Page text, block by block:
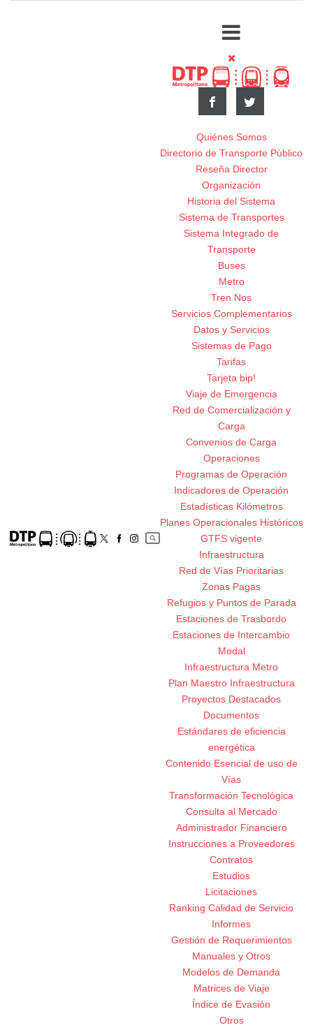
Quiénes Somos
Directorio de Transporte Público
Reseña Director
Organización
Historia del Sistema
Sistema de Transportes
Sistema Integrado de
Transporte
Buses
Metro
Tren Nos
Servicios Complementarios
Datos y Servicios
Sistemas de Pago
Tarifas
Tarjeta bip!
Viaje de Emergencia
Red de Comercialización y
Carga
Convenios de Carga
Operaciones
Programas de Operación
Indicadores de Operación
Estadísticas Kilómetros
Planes Operacionales Históricos
GTFS vigente
Infraestructura
Red de Vías Prioritarias
Zonas Pagas
Refugios y Puntos de Parada
Estaciones de Trasbordo
Estaciones de Intercambio
Modal
Infraestructura Metro
Plan Maestro Infraestructura
Proyectos Destacados
Documentos
Estándares de eficiencia
energética
Contenido Esencial de uso de
Vías
Transformación Tecnológica
Consulta al Mercado
Administrador Financiero
Instrucciones a Proveedores
Contratos
Estudios
Licitaciones
Ranking Calidad de Servicio
Informes
Gestión de Requerimientos
Manuales y Otros
Modelos de Demanda
Matrices de Viaje
Índice de Evasión
Otros